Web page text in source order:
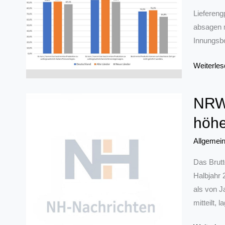
absagen
Fast
ist
betroffen
Allgemein
Das
Halbjahr
als von
mitteilt,